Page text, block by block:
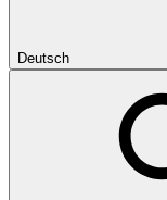
Deutsch